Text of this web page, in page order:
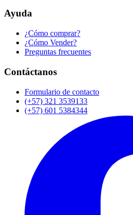
Ayuda
¿Cómo comprar?
¿Cómo Vender?
Preguntas frecuentes
Contáctanos
Formulario de contacto
(+57) 321 3539133
(+57) 601 5384344